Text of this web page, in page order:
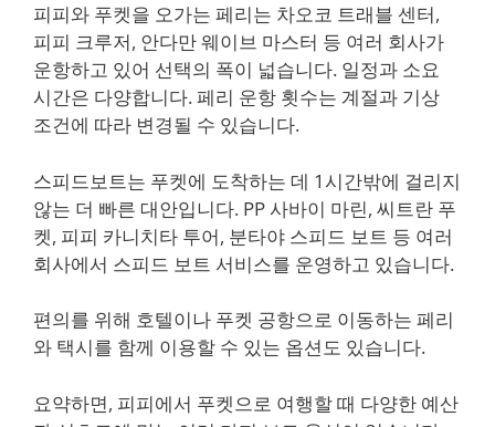
피피와 푸켓을 오가는 페리는 차오코 트래블 센터,
피피 크루저, 안다만 웨이브 마스터 등 여러 회사가
운항하고 있어 선택의 폭이 넓습니다. 일정과 소요
시간은 다양합니다. 페리 운항 횟수는 계절과 기상
조건에 따라 변경될 수 있습니다.
스피드보트는 푸켓에 도착하는 데 1시간밖에 걸리지
않는 더 빠른 대안입니다. PP 사바이 마린, 씨트란 푸
켓, 피피 카니치타 투어, 분타야 스피드 보트 등 여러
회사에서 스피드 보트 서비스를 운영하고 있습니다.
편의를 위해 호텔이나 푸켓 공항으로 이동하는 페리
와 택시를 함께 이용할 수 있는 옵션도 있습니다.
요약하면, 피피에서 푸켓으로 여행할 때 다양한 예산